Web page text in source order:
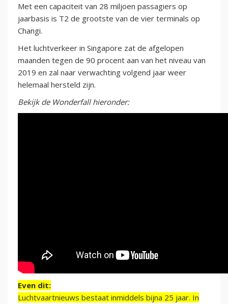
Met een capaciteit van 28 miljoen passagiers op
jaarbasis is T2 de grootste van de vier terminals op
Changi.
Het luchtverkeer in Singapore zat de afgelopen
maanden tegen de 90 procent aan van het niveau van
2019 en zal naar verwachting volgend jaar weer
helemaal hersteld zijn.
Bekijk de Wonderfall hieronder:
Even dit:
Luchtvaartnieuws bestaat inmiddels bijna 25 jaar. In